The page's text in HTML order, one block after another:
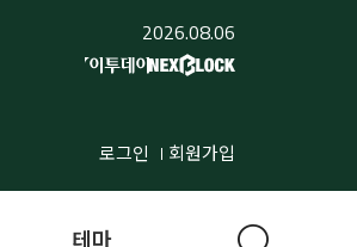
2026.08.06
로그인 회원가입
테마